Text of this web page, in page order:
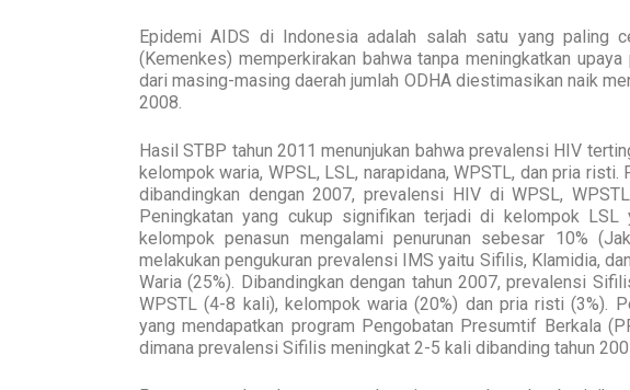
Epidemi AIDS di Indonesia adalah salah satu yang paling
(Kemenkes) memperkirakan bahwa tanpa meningkatkan
dari masing-masing daerah jumlah ODHA diestimasikan naik
2008.
Hasil STBP tahun 2011 menunjukan bahwa prevalensi HIV
kelompok waria, WPSL, LSL, narapidana, WPSTL, dan pria
dibandingkan dengan 2007, prevalensi HIV di WPSL,
Peningkatan yang cukup signifikan terjadi di kelompok
kelompok penasun mengalami penurunan sebesar 10%
melakukan pengukuran prevalensi IMS yaitu Sifilis, Klamidia,
Waria (25%). Dibandingkan dengan tahun 2007, prevalensi
WPSTL (4-8 kali), kelompok waria (20%) dan pria risti (3%).
yang mendapatkan program Pengobatan Presumtif Berkala
dimana prevalensi Sifilis meningkat 2-5 kali dibanding tahun